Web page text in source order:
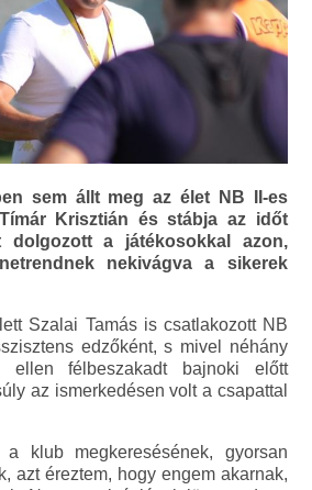
sem állt meg az élet NB II-es
Krisztián és stábja az időt
dolgozott a játékosokkal azon,
nekivágva a sikerek
Szalai Tamás is csatlakozott NB
edzőként, s mivel néhány
félbeszakadt bajnoki előtt
az ismerkedésen volt a csapattal
klub megkeresésének, gyorsan
azt éreztem, hogy engem akarnak,